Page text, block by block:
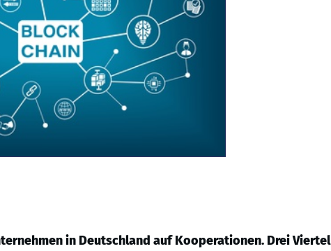
in Deutschland auf Kooperationen. Drei Viertel